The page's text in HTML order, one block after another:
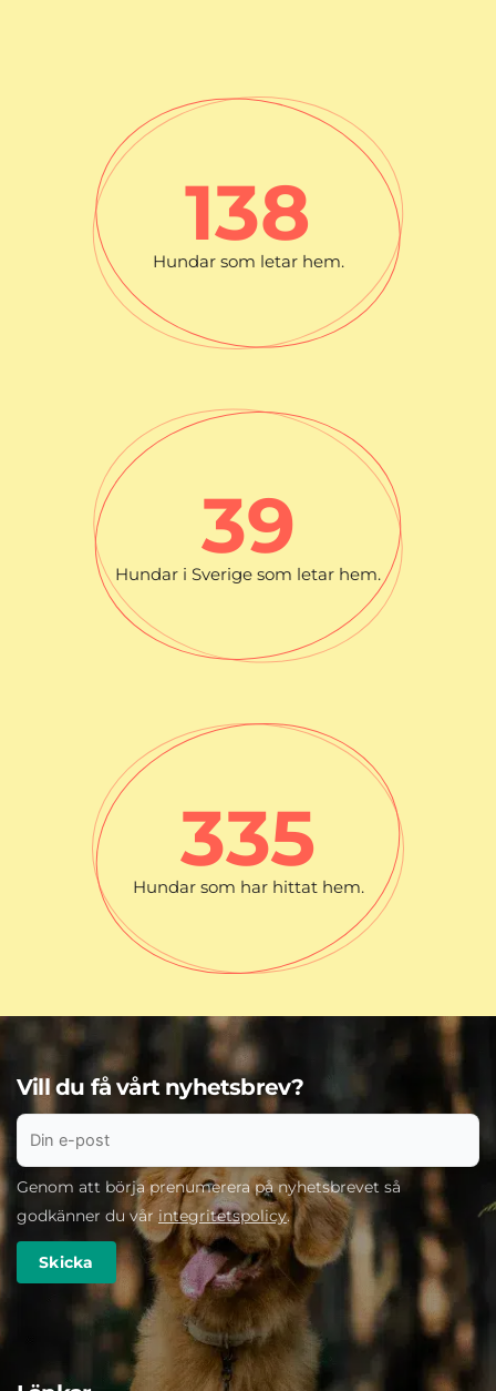
Hundar som letar hem.
138
Hundar i Sverige som letar hem.
39
Hundar som har hittat hem.
335
Vill du få vårt nyhetsbrev?
Genom att börja prenumerera på nyhetsbrevet så
godkänner du vår integritetspolicy.